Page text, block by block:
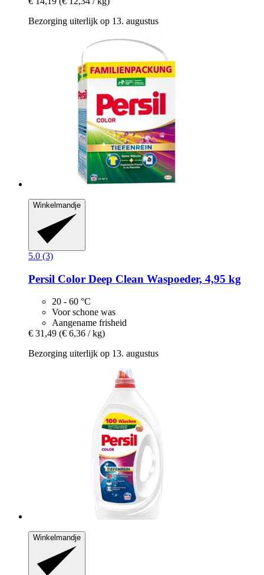
Bezorging uiterlijk op 13. augustus
Winkelmandje
5.0 (3)
Persil Color Deep Clean Waspoeder, 4,95 kg
20 - 60 °C
Voor schone was
Aangename frisheid
€ 31,49 (€ 6,36 / kg)
Bezorging uiterlijk op 13. augustus
Winkelmandje